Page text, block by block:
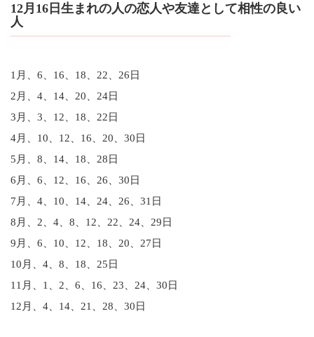
12月16日生まれの人の恋人や友達として相性の良い
人
1月、6、16、18、22、26日
2月、4、14、20、24日
3月、3、12、18、22日
4月、10、12、16、20、30日
5月、8、14、18、28日
6月、6、12、16、26、30日
7月、4、10、14、24、26、31日
8月、2、4、8、12、22、24、29日
9月、6、10、12、18、20、27日
10月、4、8、18、25日
11月、1、2、6、16、23、24、30日
12月、4、14、21、28、30日